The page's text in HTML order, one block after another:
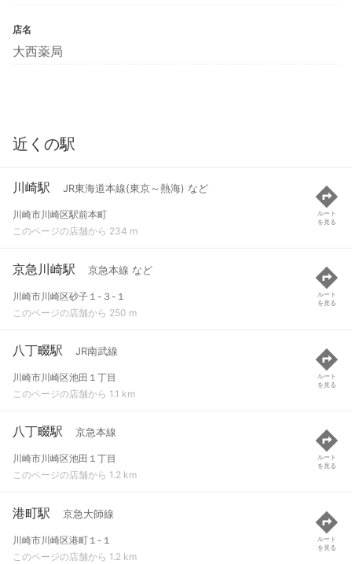
店名
大西薬局
近くの駅
川崎駅 JR東海道本線(東京～熱海) など
川崎市川崎区駅前本町
このページの店舗から 234 m
ルート
を見る
京急川崎駅 京急本線 など
川崎市川崎区砂子１-３-１
このページの店舗から 250 m
ルート
を見る
八丁畷駅 JR南武線
川崎市川崎区池田１丁目
このページの店舗から 1.1 km
ルート
を見る
八丁畷駅 京急本線
川崎市川崎区池田１丁目
このページの店舗から 1.2 km
ルート
を見る
港町駅 京急大師線
川崎市川崎区港町１-１
このページの店舗から 1.2 km
ルート
を見る